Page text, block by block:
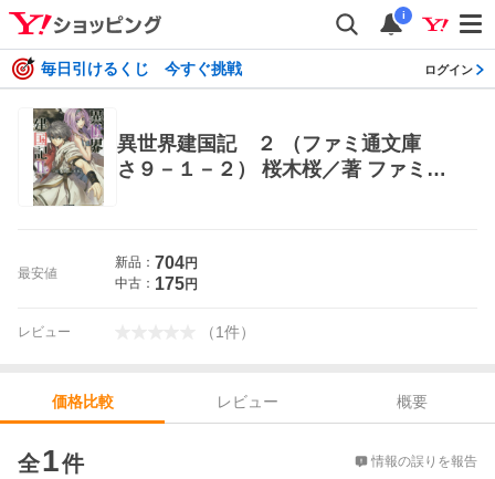
i
毎日引けるくじ 今すぐ挑戦 ログイン
異世界建国記 ２ （ファミ通文庫
さ９－１－２） 桜木桜／著 ファミ通
最安値
新品： 704円
中古： 175円
レビュー （1件）
価格比較 レビュー
概要
全1件 情報の誤りを報告